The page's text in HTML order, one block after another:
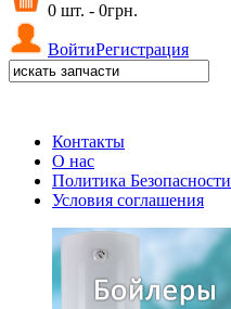
0 шт. - 0грн.
ВойтиРегистрация
Контакты
О нас
Политика Безопасности
Условия соглашения